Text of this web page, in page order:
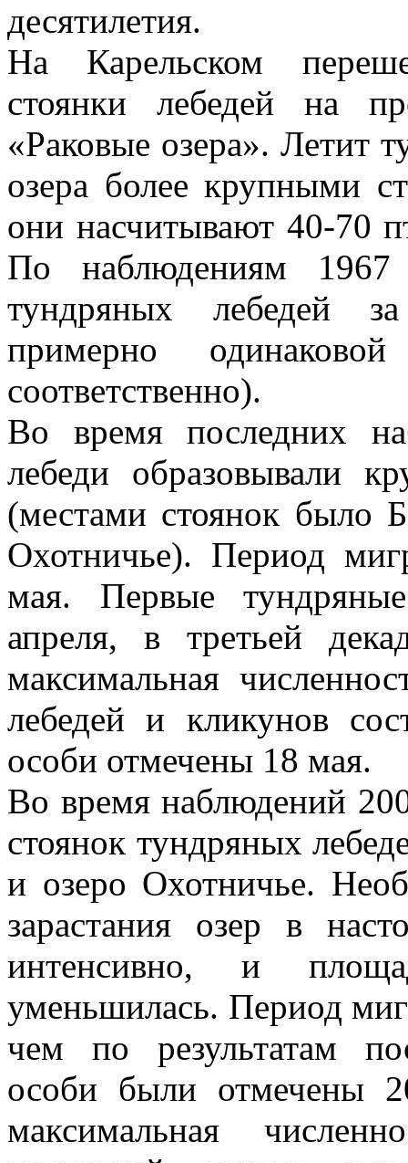
десятилетия.
На Карельском
стоянки лебедей на
«Раковые озера». Летит
озера более крупными
они насчитывают 40-70
По наблюдениям 1967
тундряных лебедей
примерно
соответственно).
Во время последних
лебеди образовывали
(местами стоянок было
Охотничье). Период
мая. Первые
апреля, в третьей
максимальная
лебедей и кликунов
особи отмечены 18 мая.
Во время наблюдений
стоянок тундряных
и озеро Охотничье.
зарастания озер в
интенсивно, и
уменьшилась. Период
чем по результатам
особи были отмечены
максимальная